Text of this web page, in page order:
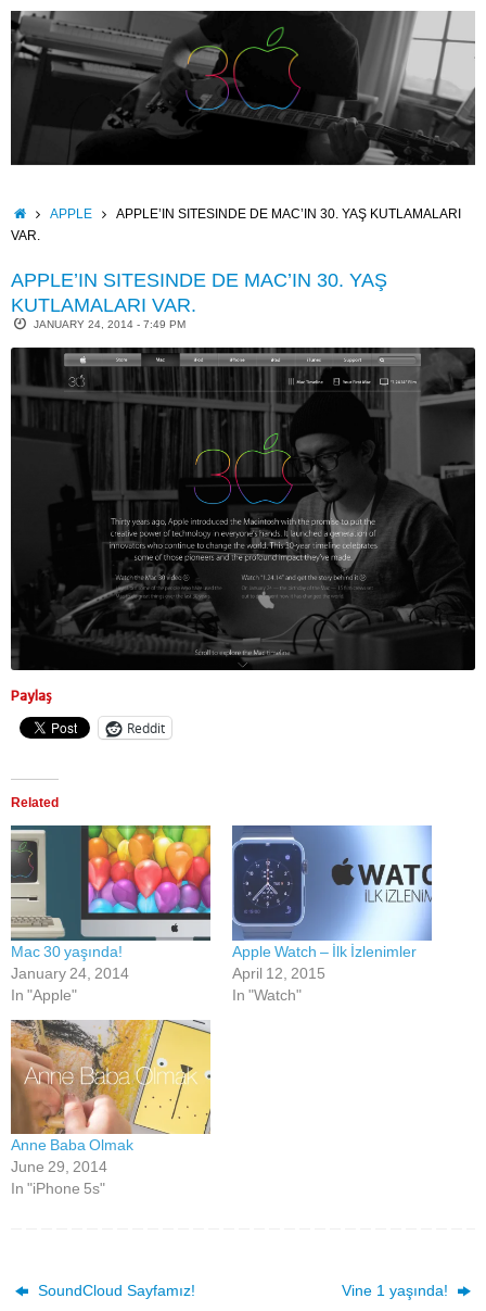
Skip
to
content
HOMEAPPLE
APPLE’IN SITESINDE DE MAC’IN 30. YAŞ KUTLAMALARI
VAR.
APPLE’IN SITESINDE DE MAC’IN 30. YAŞ
KUTLAMALARI VAR.
JANUARY 24, 2014 - 7:49 PM
Paylaş
Reddit
Related
Mac 30 yaşında!
January 24, 2014
In "Apple"
Apple Watch – İlk İzlenimler
April 12, 2015
In "Watch"
Anne Baba Olmak
June 29, 2014
In "iPhone 5s"
SoundCloud Sayfamız! Vine 1 yaşında!